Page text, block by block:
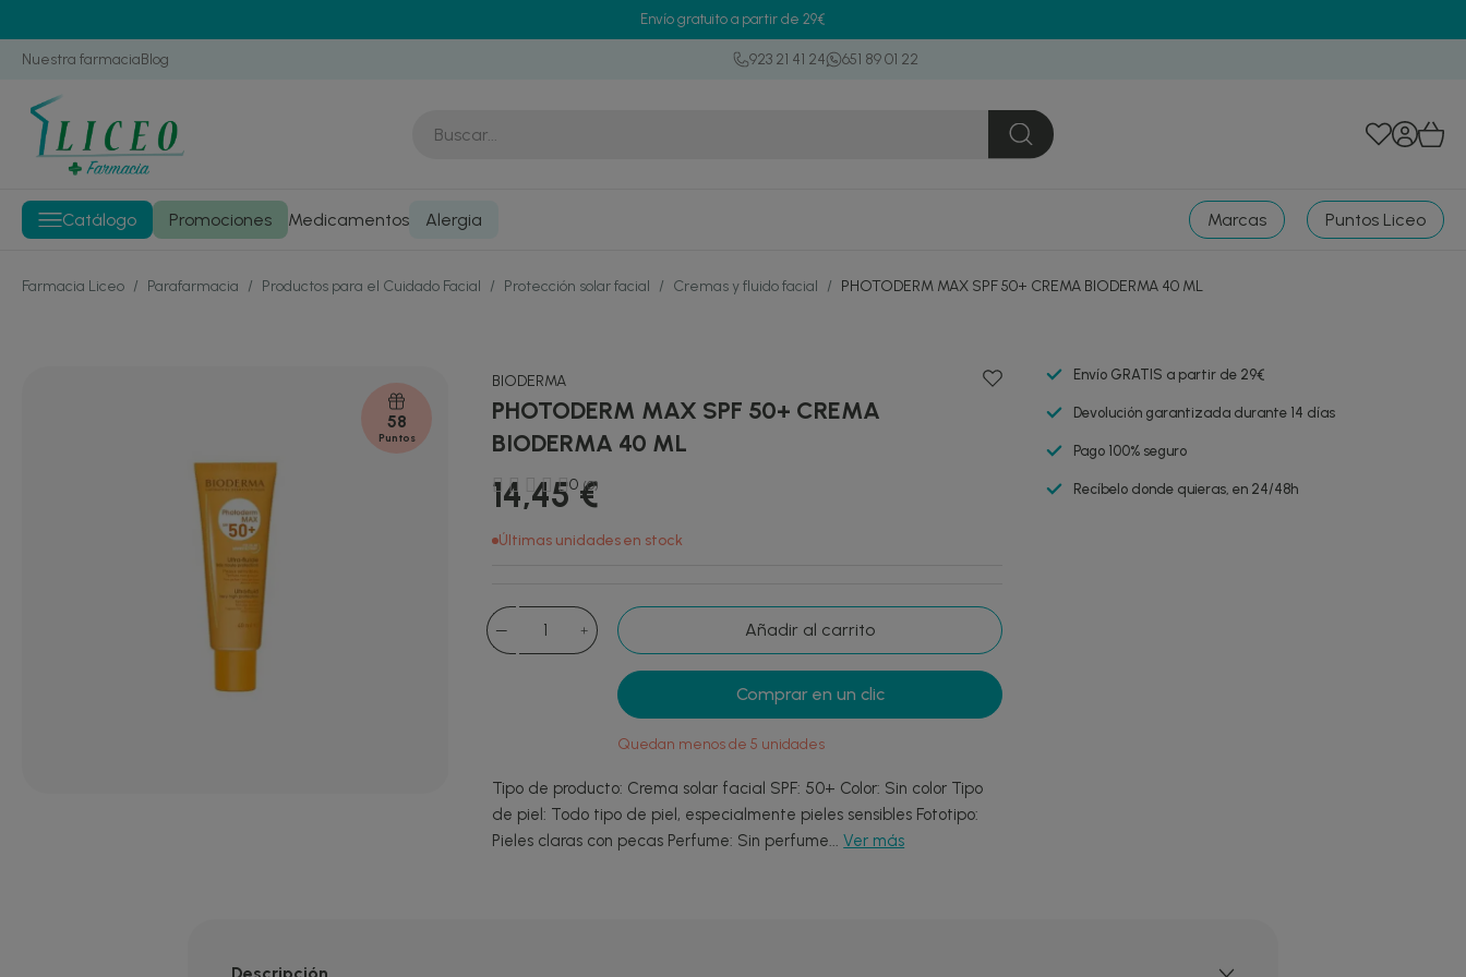
Envío gratuito a partir de 29€
Nuestra farmaciaBlog 923 21 41 24 651 89 01 22
Catálogo Promociones Medicamentos Alergia Marcas Puntos Liceo
Farmacia Liceo / Parafarmacia / Productos para el Cuidado Facial / Protección solar facial / Cremas y fluido facial / PHOTODERM MAX SPF 50+ CREMA BIODERMA 40 ML
58
Puntos
BIODERMA
PHOTODERM MAX SPF 50+ CREMA
BIODERMA 40 ML
14,45 €
0 (0)
Últimas unidades en stock
Añadir al carrito
Comprar en un clic
Quedan menos de 5 unidades
Tipo de producto: Crema solar facial SPF: 50+ Color: Sin color Tipo
de piel: Todo tipo de piel, especialmente pieles sensibles Fototipo:
Pieles claras con pecas Perfume: Sin perfume...Ver más
Envío GRATIS a partir de 29€
Devolución garantizada durante 14 días
Pago 100% seguro
Recíbelo donde quieras, en 24/48h